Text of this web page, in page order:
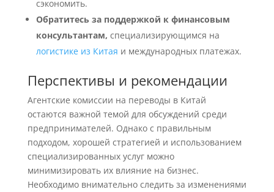
сэкономить.
Обратитесь за поддержкой к финансовым
консультантам, специализирующимся на
логистике из Китая и международных платежах.
Перспективы и рекомендации
Агентские комиссии на переводы в Китай
остаются важной темой для обсуждений среди
предпринимателей. Однако с правильным
подходом, хорошей стратегией и использованием
специализированных услуг можно
минимизировать их влияние на бизнес.
Необходимо внимательно следить за изменениями